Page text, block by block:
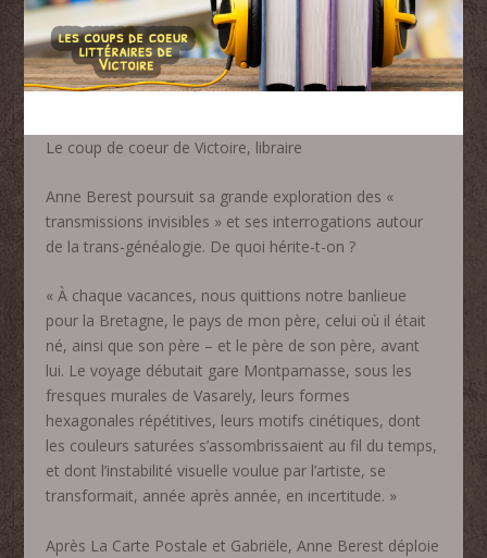
Le coup de coeur de Victoire, libraire
Anne Berest poursuit sa grande exploration des «
transmissions invisibles » et ses interrogations autour
de la trans-généalogie. De quoi hérite-t-on ?
« À chaque vacances, nous quittions notre banlieue
pour la Bretagne, le pays de mon père, celui où il était
né, ainsi que son père – et le père de son père, avant
lui. Le voyage débutait gare Montparnasse, sous les
fresques murales de Vasarely, leurs formes
hexagonales répétitives, leurs motifs cinétiques, dont
les couleurs saturées s’assombrissaient au fil du temps,
et dont l’instabilité visuelle voulue par l’artiste, se
transformait, année après année, en incertitude. »
Après La Carte Postale et Gabriële, Anne Berest déploie